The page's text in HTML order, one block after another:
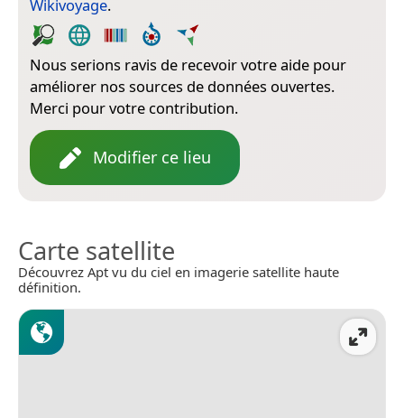
Wikivoyage.
Nous serions ravis de recevoir votre aide pour
améliorer nos sources de données ouvertes.
Merci pour votre contribution.
Modifier ce lieu
Carte satellite
Découvrez Apt vu du ciel en imagerie satellite haute
définition.